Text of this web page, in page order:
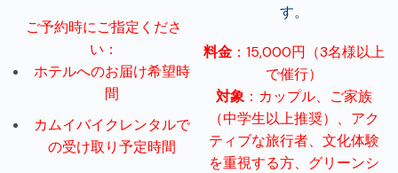
ご予約時にご指定くださ
い：
ホテルへのお届け希望時
間
カムイバイクレンタルで
の受け取り予定時間
す。
料金 ：15,000円（3名様以上
で催行）
対象 ：カップル、ご家族
（中学生以上推奨）、アク
ティブな旅行者、文化体験
を重視する方、グリーンシ